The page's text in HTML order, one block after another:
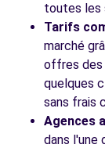
toutes les
Tarifs
marché
offres des
quelques
sans frais
Agences
dans l'une